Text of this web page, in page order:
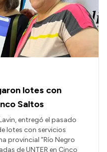
lotes con
Saltos
entregó el pasado
lotes con servicios
provincial “Río Negro
de UNTER en Cinco